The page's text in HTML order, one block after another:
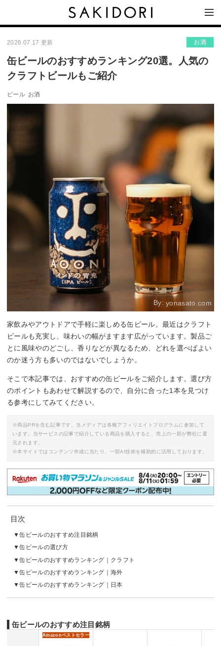
2026.07.17 更新 お酒
缶ビールのおすすめランキング20選。人気の
クラフトビールもご紹介
ビール お酒
By:yonasato.com
家飲みやアウトドアで手軽に楽しめる缶ビール。最近はクラフト
ビールも充実し、味わいの幅がますます広がっています。製品ご
とに風味やのどごし、香りなどが異なるため、どれを選べばよい
のか迷う方も多いのではないでしょうか。
そこで本記事では、おすすめの缶ビールをご紹介します。選び方
のポイントもあわせて解説するので、自分に合った1本を見つけ
る参考にしてみてください。
※商品PRを含む記事です。当メディアは各種アフィリエイトプログラムに参加して
います。当サービスの記事で紹介している商品を購入すると、売上の一部が弊社に還
元されます。
※本サイトではコンテンツ作成に当たり、一部AI技術を補助的に活用しております。
目次
缶ビールのおすすめ注目銘柄
缶ビールの選び方
缶ビールのおすすめランキング｜クラフト
缶ビールのおすすめランキング｜海外
缶ビールのおすすめランキング｜日本
缶ビールのおすすめ注目銘柄
Amazonベストセラー